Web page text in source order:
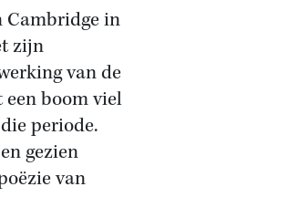
Cambridge in
zijn
van de
boom viel
periode.
gezien
van